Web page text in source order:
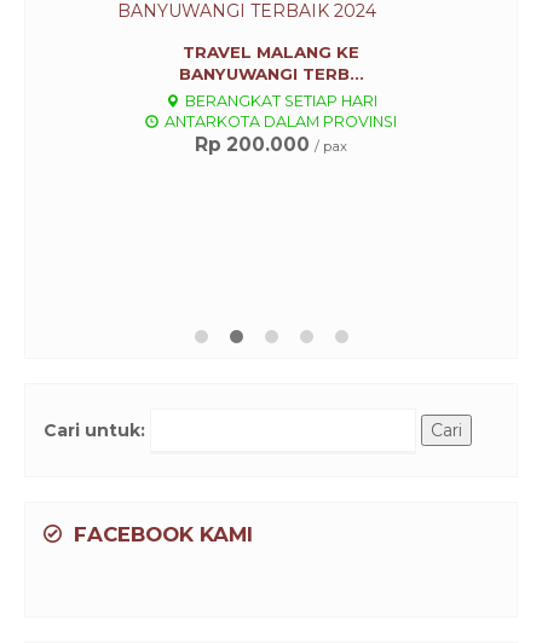
TRAVEL MALANG KE
BANYUWANGI TERB...
BERANGKAT SETIAP HARI
ANTARKOTA DALAM PROVINSI
Rp 200.000 / pax
Cari untuk:
FACEBOOK KAMI